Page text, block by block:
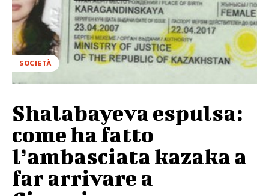
SOCIETÀ
Shalabayeva espulsa:
come ha fatto
l’ambasciata kazaka a
far arrivare a